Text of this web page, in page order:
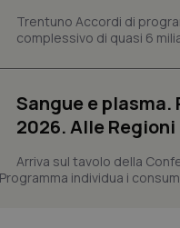
Trentuno Accordi di
complessivo di quasi 6
Sangue e
2026. Alle Regioni
Arriva sul tavolo della
individua i
tracking-sites-
tracking-enable
tracking-sites-
session-id